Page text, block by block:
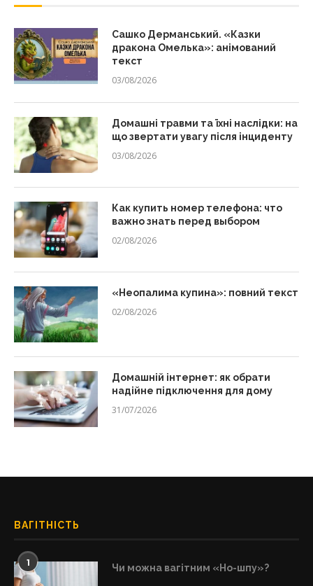
Сашко Дерманський. «Казки
дракона Омелька»: анімований
текст
03/08/2026
Домашні травми та їхні наслідки: на
що звертати увагу після інциденту
03/08/2026
Как купить номер телефона: что
важно знать перед выбором
02/08/2026
«Неопалима купина»: повний текст
02/08/2026
Домашній інтернет: як обрати
надійне підключення для дому
31/07/2026
ВАГІТНІСТЬ
1 Чи можна вагітним «Но-шпу»?